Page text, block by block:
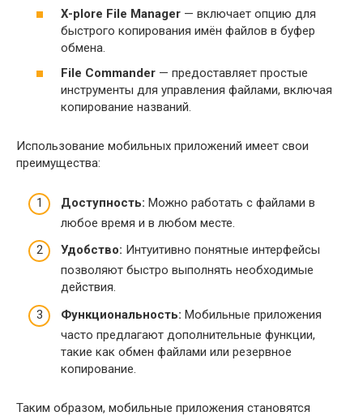
X-plore File Manager — включает опцию для
быстрого копирования имён файлов в буфер
обмена.
File Commander — предоставляет простые
инструменты для управления файлами, включая
копирование названий.
Использование мобильных приложений имеет свои
преимущества:
Доступность: Можно работать с файлами в
любое время и в любом месте.
Удобство: Интуитивно понятные интерфейсы
позволяют быстро выполнять необходимые
действия.
Функциональность: Мобильные приложения
часто предлагают дополнительные функции,
такие как обмен файлами или резервное
копирование.
Таким образом, мобильные приложения становятся